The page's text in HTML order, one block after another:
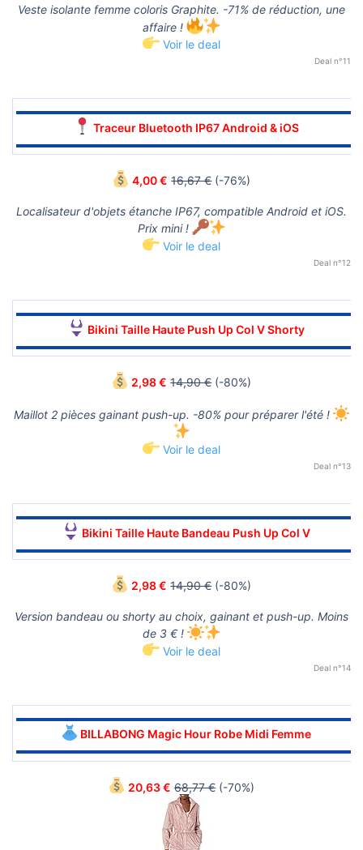
Veste isolante femme coloris Graphite. -71% de réduction, une
affaire !
Voir le deal
Deal n°11
▬▬▬▬▬▬▬▬▬▬▬▬▬▬▬▬▬▬▬▬▬▬▬▬▬▬▬▬▬▬
Traceur Bluetooth IP67 Android & iOS
▬▬▬▬▬▬▬▬▬▬▬▬▬▬▬▬▬▬▬▬▬▬▬▬▬▬▬▬▬▬
4,00 € 16,67 €(-76%)
Localisateur d'objets étanche IP67, compatible Android et iOS.
Prix mini !
Voir le deal
Deal n°12
▬▬▬▬▬▬▬▬▬▬▬▬▬▬▬▬▬▬▬▬▬▬▬▬▬▬▬▬▬▬
Bikini Taille Haute Push Up Col V Shorty
▬▬▬▬▬▬▬▬▬▬▬▬▬▬▬▬▬▬▬▬▬▬▬▬▬▬▬▬▬▬
2,98 € 14,90 €(-80%)
Maillot 2 pièces gainant push-up. -80% pour préparer l'été !
Voir le deal
Deal n°13
▬▬▬▬▬▬▬▬▬▬▬▬▬▬▬▬▬▬▬▬▬▬▬▬▬▬▬▬▬▬
Bikini Taille Haute Bandeau Push Up Col V
▬▬▬▬▬▬▬▬▬▬▬▬▬▬▬▬▬▬▬▬▬▬▬▬▬▬▬▬▬▬
2,98 € 14,90 €(-80%)
Version bandeau ou shorty au choix, gainant et push-up. Moins
de 3 € !
Voir le deal
Deal n°14
▬▬▬▬▬▬▬▬▬▬▬▬▬▬▬▬▬▬▬▬▬▬▬▬▬▬▬▬▬▬
BILLABONG Magic Hour Robe Midi Femme
▬▬▬▬▬▬▬▬▬▬▬▬▬▬▬▬▬▬▬▬▬▬▬▬▬▬▬▬▬▬
20,63 € 68,77 €(-70%)